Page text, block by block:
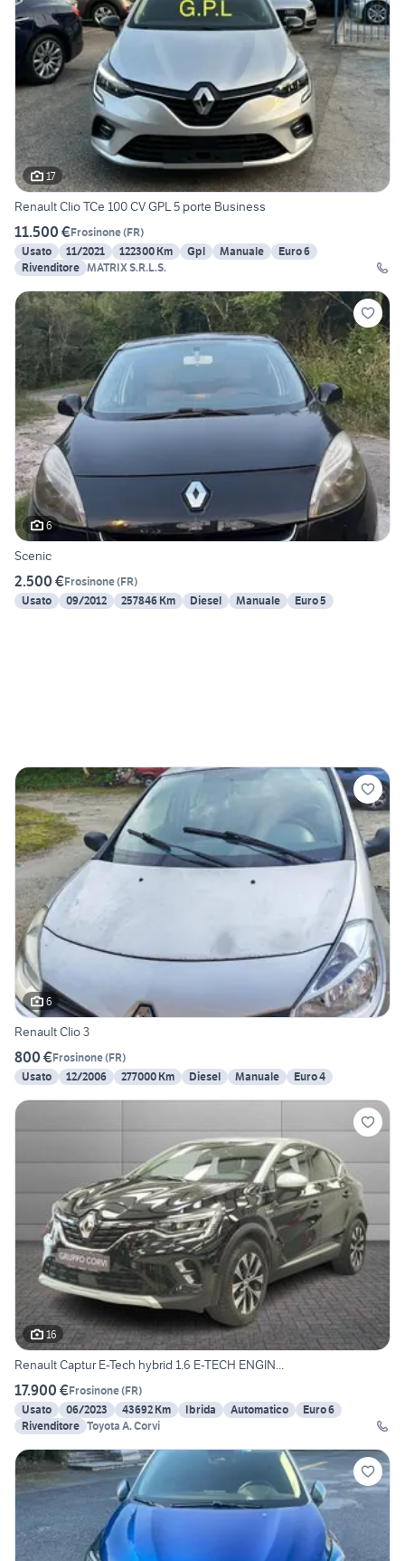
17
Renault Clio TCe 100 CV GPL 5 porte Business
11.500 €Frosinone(FR)
Usato
11/2021 122300 Km Gpl Manuale
Euro 6
Rivenditore MATRIX S.R.L.S.
6
Scenic
2.500 €Frosinone(FR)
Usato
09/2012 257846 Km Diesel Manuale Euro 5
6
Renault Clio 3
800 €Frosinone(FR)
Usato
12/2006 277000 Km Diesel Manuale Euro 4
16
Renault Captur E-Tech hybrid 1.6 E-TECH ENGIN...
17.900 €Frosinone(FR)
Usato
06/2023 43692 Km Ibrida Automatico
Euro 6
Rivenditore Toyota A. Corvi